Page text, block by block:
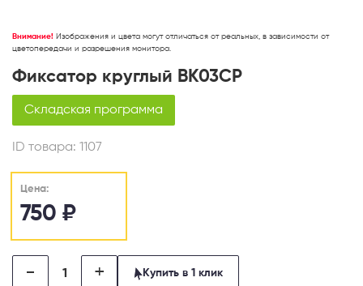
Внимание! Изображения и цвета могут отличаться от реальных, в зависимости от
цветопередачи и разрешения монитора.
Фиксатор круглый ВК03СР
Складская программа
ID товара: 1107
Цена:
750 ₽
- + Купить в 1 клик